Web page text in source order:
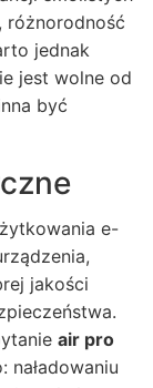
różnorodność
jednak
jest wolne od
być
e-
jakości
air pro
naładowaniu